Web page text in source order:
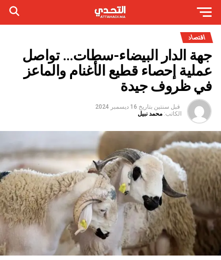
اقتصاد
جهة الدار البيضاء-سطات… تواصل
عملية إحصاء قطيع الأغنام والماعز
في ظروف جيدة
قبل سنتين بتاريخ 16 ديسمبر 2024
الكاتب: محمد نبيل